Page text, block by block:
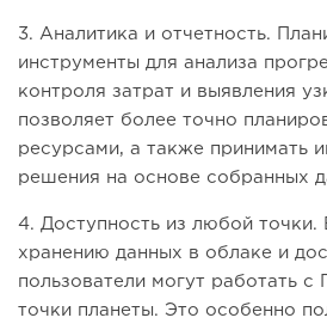
3. Аналитика и отчетность.
инструменты для анализа
контроля затрат и выявления
позволяет более точно
ресурсами, а также принимать
решения на основе собранных
4. Доступность из любой точки.
хранению данных в облаке и
пользователи могут работать
точки планеты. Это особенно